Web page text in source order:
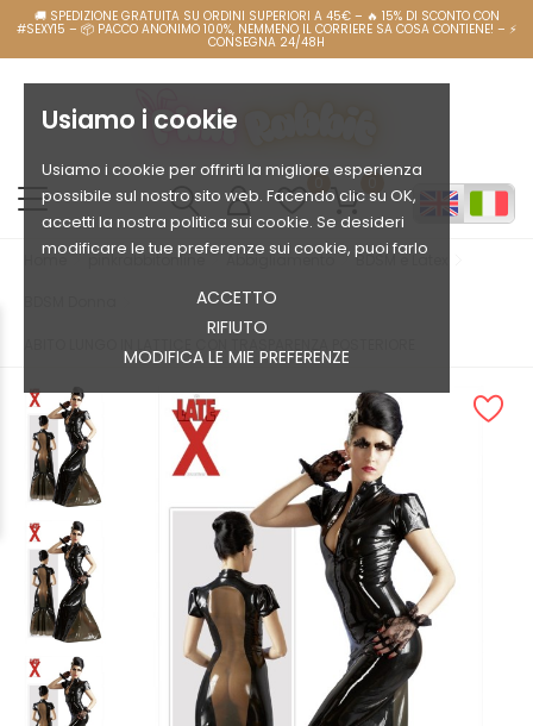
Usiamo i cookie
Usiamo i cookie per offrirti la migliore esperienza
possibile sul nostro sito web. Facendo clic su OK,
accetti la nostra politica sui cookie. Se desideri
modificare le tue preferenze sui cookie, puoi farlo
ACCETTO
RIFIUTO
MODIFICA LE MIE PREFERENZE
Home pinkrabbitonline Abbigliamento BDSM e Latex